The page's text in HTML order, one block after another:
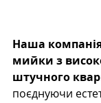
Наша
мийки з
штучного
поєднуючи